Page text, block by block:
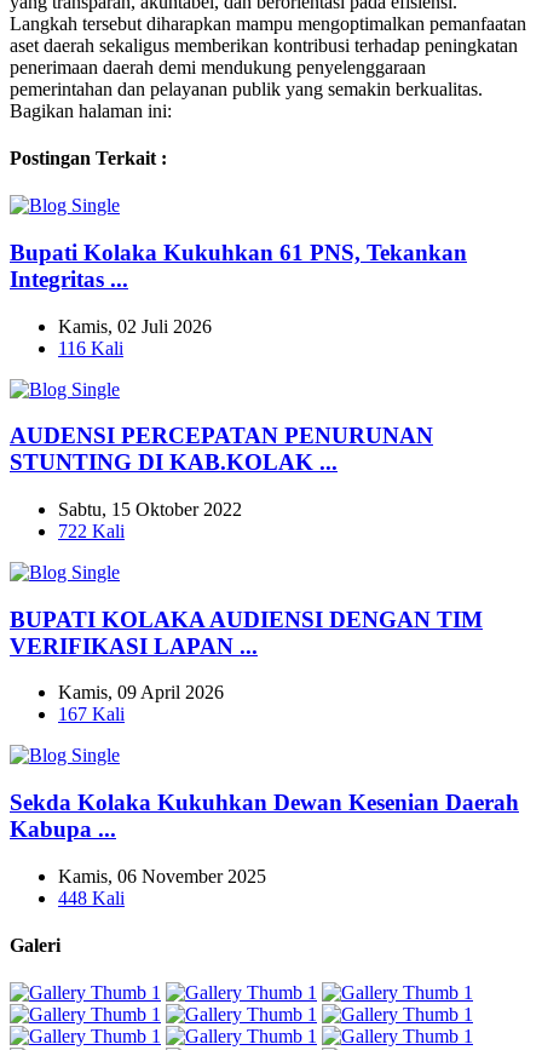
Langkah tersebut diharapkan mampu mengoptimalkan pemanfaatan
aset daerah sekaligus memberikan kontribusi terhadap peningkatan
penerimaan daerah demi mendukung penyelenggaraan
pemerintahan dan pelayanan publik yang semakin berkualitas.
Bagikan halaman ini:
Postingan Terkait :
Bupati Kolaka Kukuhkan 61 PNS, Tekankan
Integritas ...
Kamis, 02 Juli 2026
116 Kali
AUDENSI PERCEPATAN PENURUNAN
STUNTING DI KAB.KOLAK ...
Sabtu, 15 Oktober 2022
722 Kali
BUPATI KOLAKA AUDIENSI DENGAN TIM
VERIFIKASI LAPAN ...
Kamis, 09 April 2026
167 Kali
Sekda Kolaka Kukuhkan Dewan Kesenian Daerah
Kabupa ...
Kamis, 06 November 2025
448 Kali
Galeri